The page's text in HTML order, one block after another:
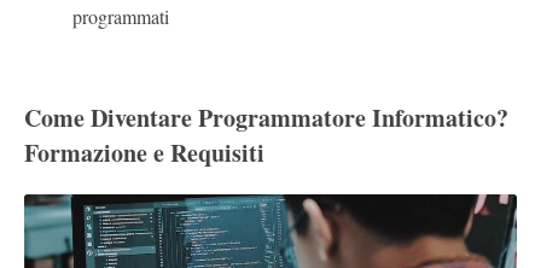
programmati
Come Diventare Programmatore Informatico?
Formazione e Requisiti